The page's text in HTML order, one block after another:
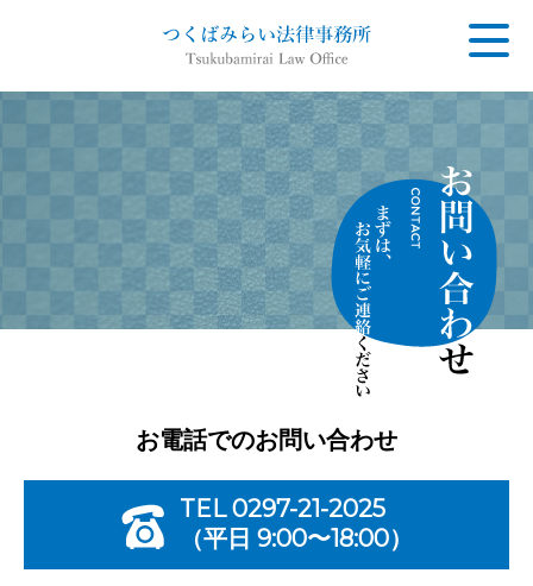
事務所のご案内
弁護士のご紹介
【取扱業務】一般民事
【取扱業務】家事事件
【取扱業務】刑事事件
お電話でのお問い合わせ
TEL0297-21-2025
（平日 9:00〜18:00）